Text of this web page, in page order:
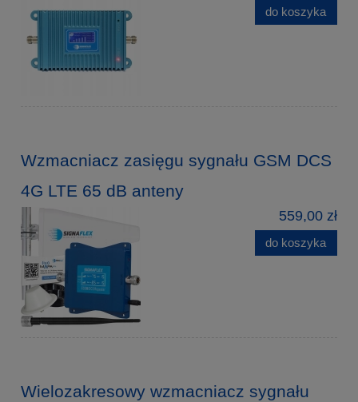
do koszyka
Wzmacniacz zasięgu sygnału GSM DCS
4G LTE 65 dB anteny
559,00 zł
do koszyka
Wielozakresowy wzmacniacz sygnału